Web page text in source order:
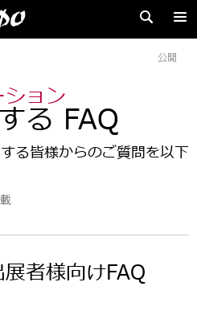
公開
ョン
る FAQ
る皆様からのご質問を以下
者様向けFAQ